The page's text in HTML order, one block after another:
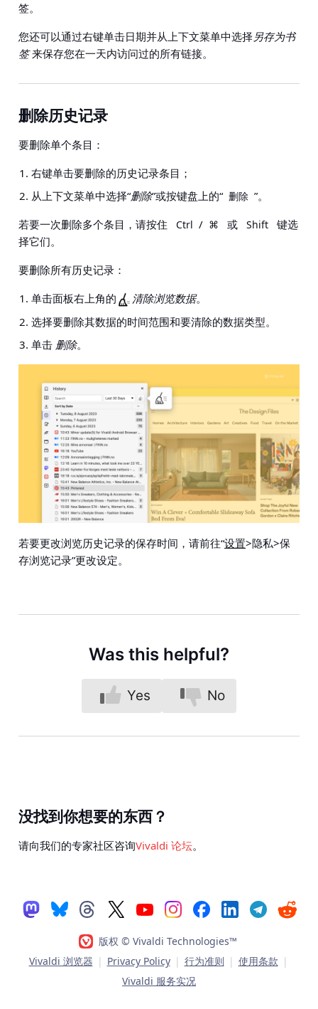
签。
您还可以通过右键单击日期并从上下文菜单中选择 另存为书
签来保存您在一天内访问过的所有链接。
删除历史记录
要删除单个条目：
右键单击要删除的历史记录条目；
从上下文菜单中选择“删除”或按键盘上的“ 删除 ”。
若要一次删除多个条目，请按住
Ctrl / ⌘ 或 Shift
键选
择它们。
要删除所有历史记录：
单击面板右上角的
清除浏览数据。
选择要删除其数据的时间范围和要清除的数据类型。
单击 删除。
若要更改浏览历史记录的保存时间，请前往“设置>隐私>保
存浏览记录”更改设定。
Was this helpful?
Yes No
没找到你想要的东西？
请向我们的专家社区咨询Vivaldi 论坛。
版权 © Vivaldi Technologies™
Vivaldi 浏览器 | Privacy Policy | 行为准则 | 使用条款 |
Vivaldi 服务实况